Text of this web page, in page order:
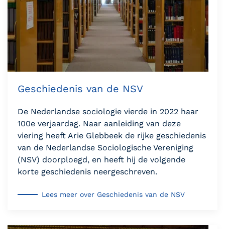
Geschiedenis van de NSV
De Nederlandse sociologie vierde in 2022 haar
100e verjaardag. Naar aanleiding van deze
viering heeft Arie Glebbeek de rijke geschiedenis
van de Nederlandse Sociologische Vereniging
(NSV) doorploegd, en heeft hij de volgende
korte geschiedenis neergeschreven.
Lees meer over Geschiedenis van de NSV